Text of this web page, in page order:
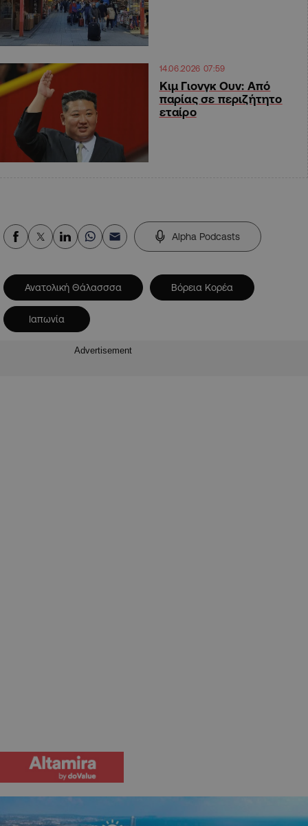
14.06.2026 07:59
Κιμ Γιονγκ Ουν: Από
παρίας σε περιζήτητο
εταίρο
Alpha Podcasts
Ανατολική Θάλασσσα Βόρεια Κορέα
Ιαπωνία
Advertisement